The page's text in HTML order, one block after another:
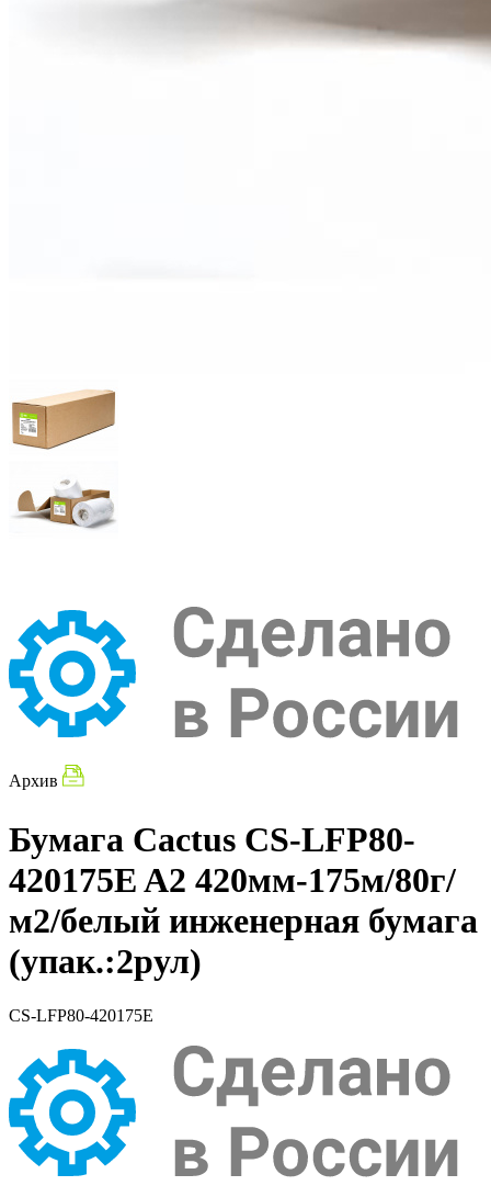
Архив
Бумага Cactus CS-LFP80-
420175E A2 420мм-175м/80г/
м2/белый инженерная бумага
(упак.:2рул)
CS-LFP80-420175E